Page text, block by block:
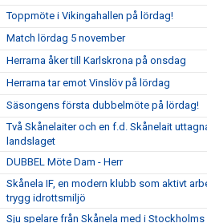
Toppmöte i Vikingahallen på lördag!
Match lördag 5 november
Herrarna åker till Karlskrona på onsdag
Herrarna tar emot Vinslöv på lördag
Säsongens första dubbelmöte på lördag!
Två Skånelaiter och en f.d. Skånelait
landslaget
DUBBEL Möte Dam - Herr
Skånela IF, en modern klubb som aktivt
trygg idrottsmiljö
Sju spelare från Skånela med i